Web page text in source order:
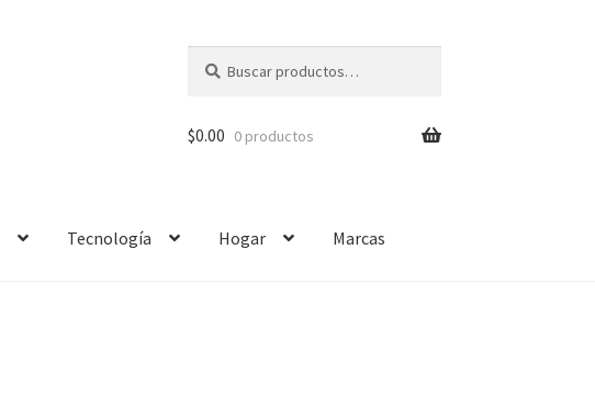
Tecnología Hogar Marcas
$0.00 0 productos